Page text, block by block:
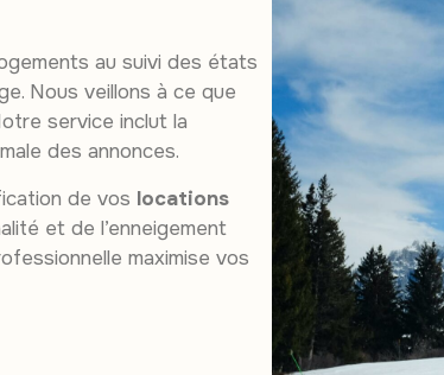
au suivi des états
Nous veillons à ce que
service inclut la
des annonces.
de vos locations
et de l’enneigement
maximise vos